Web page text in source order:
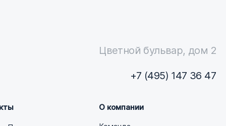
Цветной бульвар, дом 2
+7 (495) 147 36 47
О компании